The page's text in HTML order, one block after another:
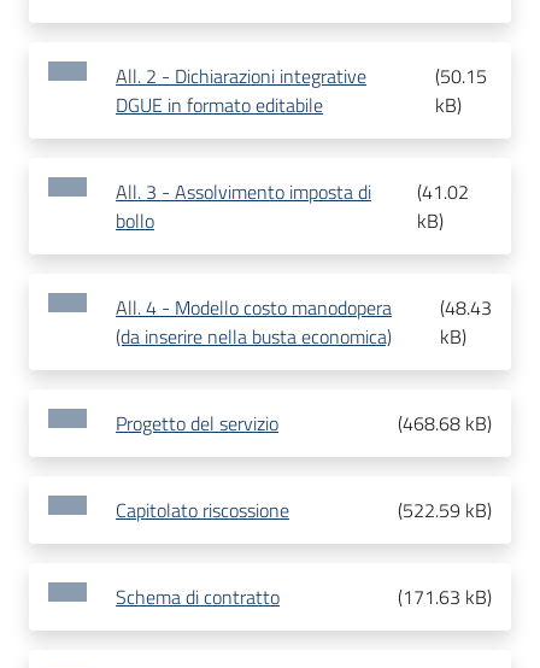
All. 2 - Dichiarazioni integrative
DGUE in formato editabile
(50.15
kB)
All. 3 - Assolvimento imposta di
bollo
(41.02
kB)
All. 4 - Modello costo manodopera
(da inserire nella busta economica)
(48.43
kB)
Progetto del servizio (468.68 kB)
Capitolato riscossione (522.59 kB)
Schema di contratto (171.63 kB)